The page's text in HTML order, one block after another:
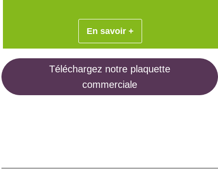
En savoir +
Téléchargez notre plaquette
commerciale